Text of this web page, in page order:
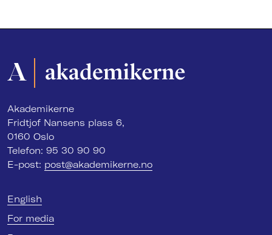
Akademikerne
Fridtjof Nansens plass 6,
0160 Oslo
Telefon: 95 30 90 90
E-post: post@akademikerne.no
English
For media